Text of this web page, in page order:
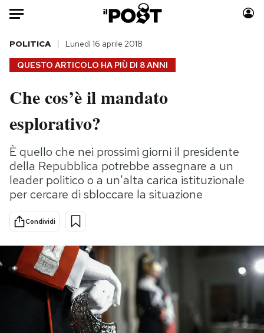
Auto
HOME
Italia
Politica
Tecnologia
Internet
Scienza
Cultura
Economia
Moda
Storie/Idee
Ok Boomer!
Media
Europa
PODCAST
NEWSLETTER
QUESTO ARTICOLO HA PIÙ DI 8 ANNI
POLITICA Lunedì 16 aprile 2018
Che cos’è il mandato
esplorativo?
È quello che nei prossimi giorni il presidente
della Repubblica potrebbe assegnare a un
leader politico o a un'alta carica istituzionale
per cercare di sbloccare la situazione
Condividi